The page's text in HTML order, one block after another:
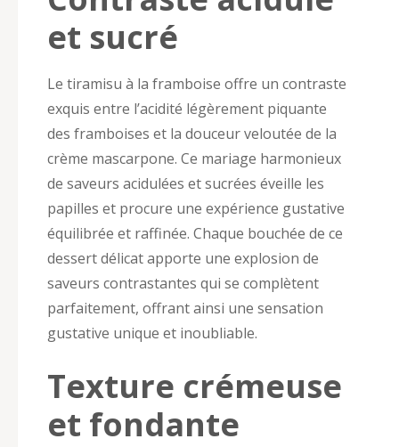
et sucré
Le tiramisu à la framboise offre un contraste
exquis entre l’acidité légèrement piquante
des framboises et la douceur veloutée de la
crème mascarpone. Ce mariage harmonieux
de saveurs acidulées et sucrées éveille les
papilles et procure une expérience gustative
équilibrée et raffinée. Chaque bouchée de ce
dessert délicat apporte une explosion de
saveurs contrastantes qui se complètent
parfaitement, offrant ainsi une sensation
gustative unique et inoubliable.
Texture crémeuse
et fondante